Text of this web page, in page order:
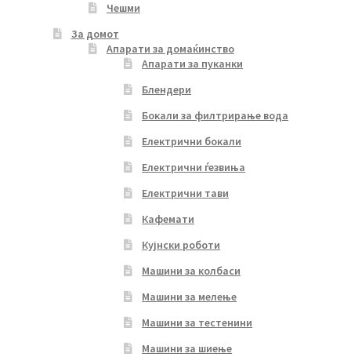
Чешми
За домот
Апарати за домаќинство
Апарати за пуканки
Блендери
Бокали за филтрирање вода
Електрични бокали
Електрични ѓезвиња
Електрични тави
Кафемати
Кујнски роботи
Машини за колбаси
Машини за мелење
Машини за тестенини
Машини за шиење